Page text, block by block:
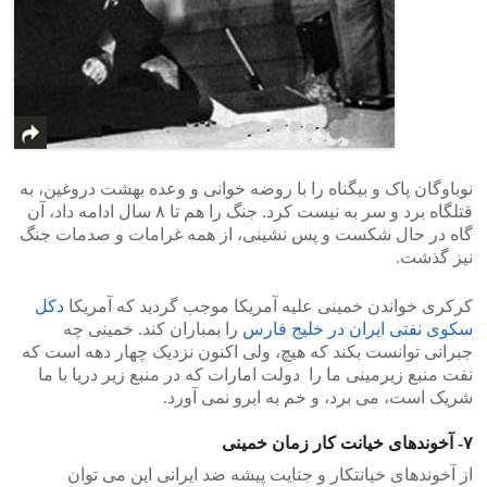
نوباوگان پاک و بیگناه را با روضه خوانی و وعده بهشت دروغین، به
قتلگاه برد و سر به نیست کرد. جنگ را هم تا ۸ سال ادامه داد، آن
گاه در حال شکست و پس نشینی، از همه غرامات و صدمات جنگ
نیز گذشت.
کرکری خواندن خمینی علیه آمریکا موجب گردید که آمریکا دکل
سکوی نفتی ایران در خلیج فارس را بمباران کند. خمینی چه
جبرانی توانست بکند که هیچ، ولی اکنون نزدیک چهار دهه است که
نفت منبع زیرمینی ما را دولت امارات که در منبع زیر دریا با ما
شریک است، می برد، و خم به ابرو نمی آورد.
۷- آخوندهای خیانت کار زمان خمینی
از آخوندهای خیانتکار و جنایت پیشه ضد ایرانی این می توان